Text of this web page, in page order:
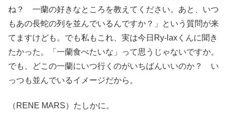
ね？ 一蘭の好きなところを教えてください。あと、いつ
もあの長蛇の列を並んでいるんですか？」という質問が来
てますけども。でも私もこれ、実は今日Ry-laxくんに聞き
たかった。「一蘭食べたいな」って思うじゃないですか。
でも、どこの一蘭にいつ行くのがいちばんいいのか？ い
っつも並んでいるイメージだから。
（RENE MARS）たしかに。